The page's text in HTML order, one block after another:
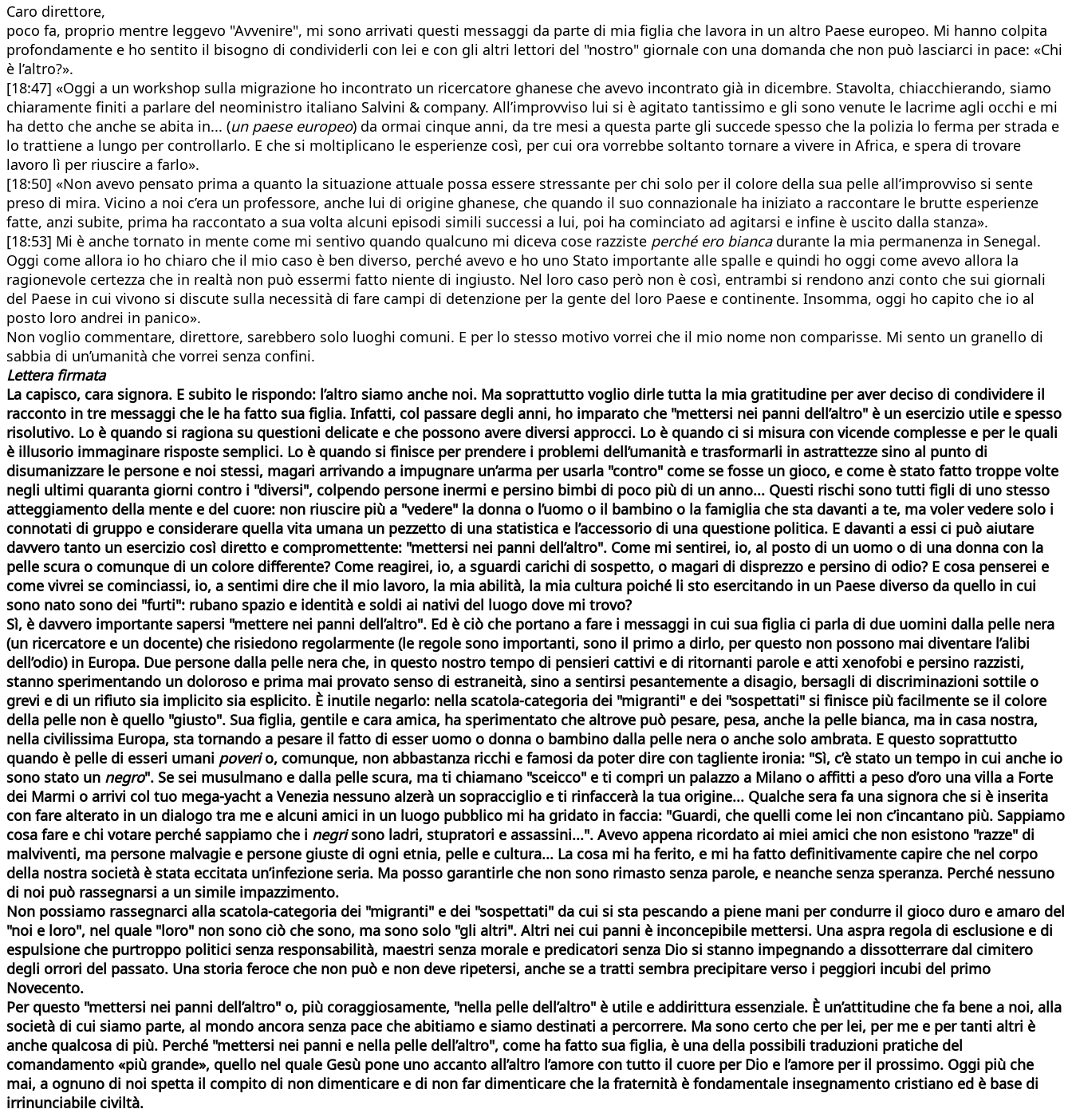
Caro direttore,
poco fa, proprio mentre leggevo "Avvenire", mi sono arrivati questi messaggi da parte di mia figlia che lavora in un altro Paese europeo. Mi hanno colpita
profondamente e ho sentito il bisogno di condividerli con lei e con gli altri lettori del "nostro" giornale con una domanda che non può lasciarci in pace: «Chi
è l’altro?».
[18:47] «Oggi a un workshop sulla migrazione ho incontrato un ricercatore ghanese che avevo incontrato già in dicembre. Stavolta, chiacchierando, siamo
chiaramente finiti a parlare del neoministro italiano Salvini & company. All’improvviso lui si è agitato tantissimo e gli sono venute le lacrime agli occhi e mi
ha detto che anche se abita in... (un paese europeo) da ormai cinque anni, da tre mesi a questa parte gli succede spesso che la polizia lo ferma per strada e
lo trattiene a lungo per controllarlo. E che si moltiplicano le esperienze così, per cui ora vorrebbe soltanto tornare a vivere in Africa, e spera di trovare
lavoro lì per riuscire a farlo».
[18:50] «Non avevo pensato prima a quanto la situazione attuale possa essere stressante per chi solo per il colore della sua pelle all’improvviso si sente
preso di mira. Vicino a noi c’era un professore, anche lui di origine ghanese, che quando il suo connazionale ha iniziato a raccontare le brutte esperienze
fatte, anzi subite, prima ha raccontato a sua volta alcuni episodi simili successi a lui, poi ha cominciato ad agitarsi e infine è uscito dalla stanza».
[18:53] Mi è anche tornato in mente come mi sentivo quando qualcuno mi diceva cose razziste perché ero biancadurante la mia permanenza in Senegal.
Oggi come allora io ho chiaro che il mio caso è ben diverso, perché avevo e ho uno Stato importante alle spalle e quindi ho oggi come avevo allora la
ragionevole certezza che in realtà non può essermi fatto niente di ingiusto. Nel loro caso però non è così, entrambi si rendono anzi conto che sui giornali
del Paese in cui vivono si discute sulla necessità di fare campi di detenzione per la gente del loro Paese e continente. Insomma, oggi ho capito che io al
posto loro andrei in panico».
Non voglio commentare, direttore, sarebbero solo luoghi comuni. E per lo stesso motivo vorrei che il mio nome non comparisse. Mi sento un granello di
sabbia di un’umanità che vorrei senza confini.
Lettera firmata
La capisco, cara signora. E subito le rispondo: l’altro siamo anche noi. Ma soprattutto voglio dirle tutta la mia gratitudine per aver deciso di condividere il
racconto in tre messaggi che le ha fatto sua figlia. Infatti, col passare degli anni, ho imparato che "mettersi nei panni dell’altro" è un esercizio utile e spesso
risolutivo. Lo è quando si ragiona su questioni delicate e che possono avere diversi approcci. Lo è quando ci si misura con vicende complesse e per le quali
è illusorio immaginare risposte semplici. Lo è quando si finisce per prendere i problemi dell’umanità e trasformarli in astrattezze sino al punto di
disumanizzare le persone e noi stessi, magari arrivando a impugnare un’arma per usarla "contro" come se fosse un gioco, e come è stato fatto troppe volte
negli ultimi quaranta giorni contro i "diversi", colpendo persone inermi e persino bimbi di poco più di un anno... Questi rischi sono tutti figli di uno stesso
atteggiamento della mente e del cuore: non riuscire più a "vedere" la donna o l’uomo o il bambino o la famiglia che sta davanti a te, ma voler vedere solo i
connotati di gruppo e considerare quella vita umana un pezzetto di una statistica e l’accessorio di una questione politica. E davanti a essi ci può aiutare
davvero tanto un esercizio così diretto e compromettente: "mettersi nei panni dell’altro". Come mi sentirei, io, al posto di un uomo o di una donna con la
pelle scura o comunque di un colore differente? Come reagirei, io, a sguardi carichi di sospetto, o magari di disprezzo e persino di odio? E cosa penserei e
come vivrei se cominciassi, io, a sentimi dire che il mio lavoro, la mia abilità, la mia cultura poiché li sto esercitando in un Paese diverso da quello in cui
sono nato sono dei "furti": rubano spazio e identità e soldi ai nativi del luogo dove mi trovo?
Sì, è davvero importante sapersi "mettere nei panni dell’altro". Ed è ciò che portano a fare i messaggi in cui sua figlia ci parla di due uomini dalla pelle nera
(un ricercatore e un docente) che risiedono regolarmente (le regole sono importanti, sono il primo a dirlo, per questo non possono mai diventare l’alibi
dell’odio) in Europa. Due persone dalla pelle nera che, in questo nostro tempo di pensieri cattivi e di ritornanti parole e atti xenofobi e persino razzisti,
stanno sperimentando un doloroso e prima mai provato senso di estraneità, sino a sentirsi pesantemente a disagio, bersagli di discriminazioni sottile o
grevi e di un rifiuto sia implicito sia esplicito. È inutile negarlo: nella scatola-categoria dei "migranti" e dei "sospettati" si finisce più facilmente se il colore
della pelle non è quello "giusto". Sua figlia, gentile e cara amica, ha sperimentato che altrove può pesare, pesa, anche la pelle bianca, ma in casa nostra,
nella civilissima Europa, sta tornando a pesare il fatto di esser uomo o donna o bambino dalla pelle nera o anche solo ambrata. E questo soprattutto
quando è pelle di esseri umani poverio, comunque, non abbastanza ricchi e famosi da poter dire con tagliente ironia: "Sì, c’è stato un tempo in cui anche io
sono stato un negro". Se sei musulmano e dalla pelle scura, ma ti chiamano "sceicco" e ti compri un palazzo a Milano o affitti a peso d’oro una villa a Forte
dei Marmi o arrivi col tuo mega-yacht a Venezia nessuno alzerà un sopracciglio e ti rinfaccerà la tua origine... Qualche sera fa una signora che si è inserita
con fare alterato in un dialogo tra me e alcuni amici in un luogo pubblico mi ha gridato in faccia: "Guardi, che quelli come lei non c’incantano più. Sappiamo
cosa fare e chi votare perché sappiamo che i negrisono ladri, stupratori e assassini...". Avevo appena ricordato ai miei amici che non esistono "razze" di
malviventi, ma persone malvagie e persone giuste di ogni etnia, pelle e cultura... La cosa mi ha ferito, e mi ha fatto definitivamente capire che nel corpo
della nostra società è stata eccitata un’infezione seria. Ma posso garantirle che non sono rimasto senza parole, e neanche senza speranza. Perché nessuno
di noi può rassegnarsi a un simile impazzimento.
Non possiamo rassegnarci alla scatola-categoria dei "migranti" e dei "sospettati" da cui si sta pescando a piene mani per condurre il gioco duro e amaro del
"noi e loro", nel quale "loro" non sono ciò che sono, ma sono solo "gli altri". Altri nei cui panni è inconcepibile mettersi. Una aspra regola di esclusione e di
espulsione che purtroppo politici senza responsabilità, maestri senza morale e predicatori senza Dio si stanno impegnando a dissotterrare dal cimitero
degli orrori del passato. Una storia feroce che non può e non deve ripetersi, anche se a tratti sembra precipitare verso i peggiori incubi del primo
Novecento.
Per questo "mettersi nei panni dell’altro" o, più coraggiosamente, "nella pelle dell’altro" è utile e addirittura essenziale. È un’attitudine che fa bene a noi, alla
società di cui siamo parte, al mondo ancora senza pace che abitiamo e siamo destinati a percorrere. Ma sono certo che per lei, per me e per tanti altri è
anche qualcosa di più. Perché "mettersi nei panni e nella pelle dell’altro", come ha fatto sua figlia, è una della possibili traduzioni pratiche del
comandamento «più grande», quello nel quale Gesù pone uno accanto all’altro l’amore con tutto il cuore per Dio e l’amore per il prossimo. Oggi più che
mai, a ognuno di noi spetta il compito di non dimenticare e di non far dimenticare che la fraternità è fondamentale insegnamento cristiano ed è base di
irrinunciabile civiltà.